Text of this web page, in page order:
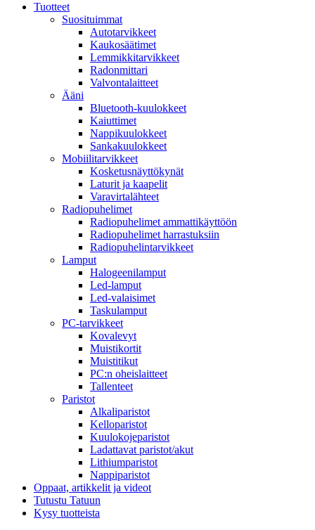
Tuotteet
Suosituimmat
Autotarvikkeet
Kaukosäätimet
Lemmikkitarvikkeet
Radonmittari
Valvontalaitteet
Ääni
Bluetooth-kuulokkeet
Kaiuttimet
Nappikuulokkeet
Sankakuulokkeet
Mobiilitarvikkeet
Kosketusnäyttökynät
Laturit ja kaapelit
Varavirtalähteet
Radiopuhelimet
Radiopuhelimet ammattikäyttöön
Radiopuhelimet harrastuksiin
Radiopuhelintarvikkeet
Lamput
Halogeenilamput
Led-lamput
Led-valaisimet
Taskulamput
PC-tarvikkeet
Kovalevyt
Muistikortit
Muistitikut
PC:n oheislaitteet
Tallenteet
Paristot
Alkaliparistot
Kelloparistot
Kuulokojeparistot
Ladattavat paristot/akut
Lithiumparistot
Nappiparistot
Oppaat, artikkelit ja videot
Tutustu Tatuun
Kysy tuotteista